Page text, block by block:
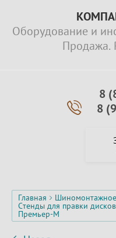
Оборудование и
Продажа.
8
8
Главная
Стенды для правки дисков
Премьер-М